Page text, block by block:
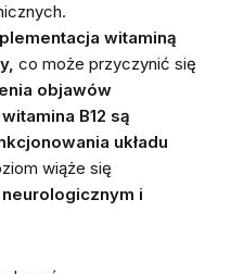
witaminą
co może przyczynić się
objawów
B12 są
układu
wiąże się
i